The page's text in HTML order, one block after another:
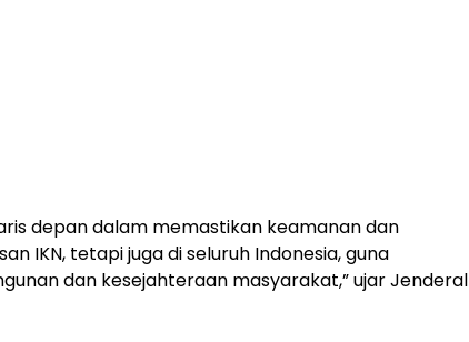
depan dalam memastikan keamanan dan
IKN, tetapi juga di seluruh Indonesia, guna
dan kesejahteraan masyarakat,” ujar Jenderal